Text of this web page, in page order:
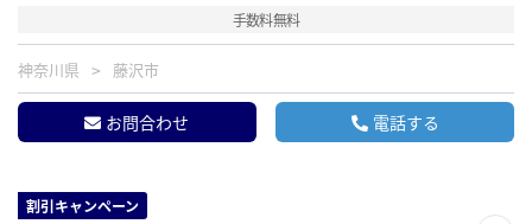
手数料無料
神奈川県 藤沢市
お問合わせ 電話する
割引キャンペーン